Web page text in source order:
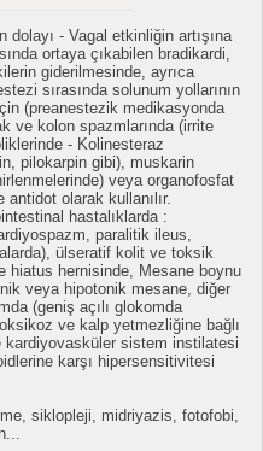
- Vagal etkinliğin artışına
ortaya çıkabilen bradikardi,
giderilmesinde, ayrıca
sırasında solunum yollarının
(preanestezik medikasyonda
ve kolon spazmlarında (irrite
- Kolinesteraz
pilokarpin gibi), muskarin
veya organofosfat
olarak kullanılır.
hastalıklarda :
paralitik ileus,
ülseratif kolit ve toksik
hiatus hernisinde, Mesane boynu
veya hipotonik mesane, diğer
(geniş açılı glokomda
ve kalp yetmezliğine bağlı
sistem instilatesi
karşı hipersensitivitesi
siklopleji, midriyazis, fotofobi,